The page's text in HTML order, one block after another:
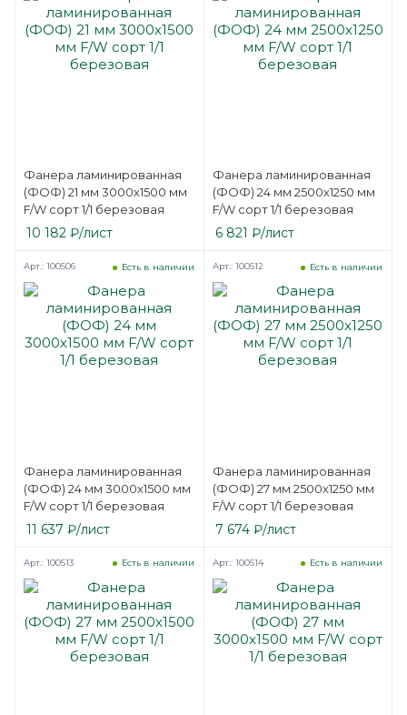
Фанера ламинированная
(ФОФ) 21 мм 3000х1500 мм
F/W сорт 1/1 березовая
10 182 ₽/лист
Фанера ламинированная
(ФОФ) 24 мм 2500х1250 мм
F/W сорт 1/1 березовая
6 821 ₽/лист
Фанера ламинированная
(ФОФ) 24 мм 3000х1500 мм
F/W сорт 1/1 березовая
Есть в наличии
Арт.: 100506
11 637 ₽/лист
Фанера ламинированная
(ФОФ) 27 мм 2500х1250 мм
F/W сорт 1/1 березовая
Есть в наличии
Арт.: 100512
7 674₽/лист
Есть в наличии
Арт.: 100513 Есть в наличии
Арт.: 100514